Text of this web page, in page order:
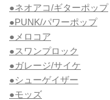
●ネオアコ/ギターポップ
●PUNK/パワーポップ
●メロコア
●スワンプロック
●ガレージ/サイケ
●シューゲイザー
●モッズ